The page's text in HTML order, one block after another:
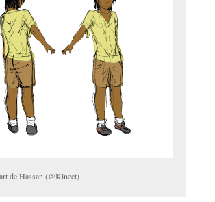
de Hassan (@Kinect)